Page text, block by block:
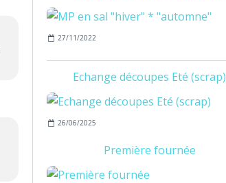
27/11/2022
Echange découpes Eté (scrap)
26/06/2025
Première fournée